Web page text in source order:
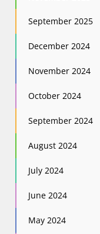
September 2025
December 2024
November 2024
October 2024
September 2024
August 2024
July 2024
June 2024
May 2024